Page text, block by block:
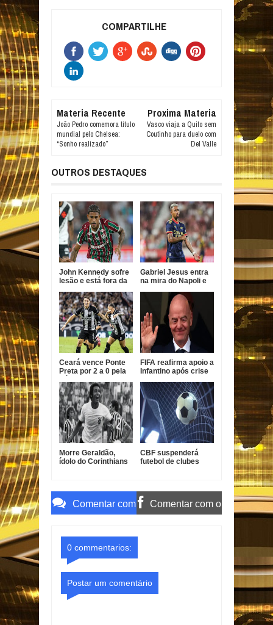
COMPARTILHE
Materia Recente
João Pedro comemora título
mundial pelo Chelsea:
“Sonho realizado”
Proxima Materia
Vasco viaja a Quito sem
Coutinho para duelo com
Del Valle
OUTROS DESTAQUES
John Kennedy sofre
lesão e está fora da
Fluminense
Gabriel Jesus entra
na mira do Napoli e
Ceará vence Ponte
Preta por 2 a 0 pela
FIFA reafirma apoio a
Infantino após crise
comercial
Morre Geraldão,
ídolo do Corinthians
CBF suspenderá
futebol de clubes
Comentar com Comentar com o
0 commentarios:
Postar um comentário